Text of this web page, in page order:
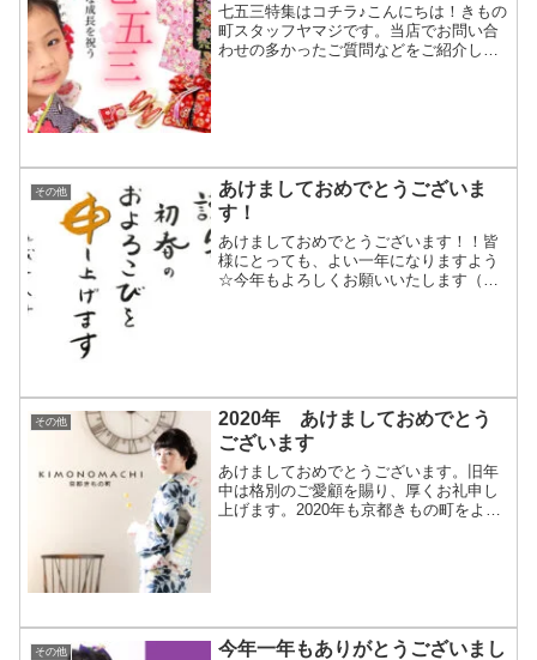
七五三特集はコチラ♪こんにちは！きもの
町スタッフヤマジです。当店でお問い合
わせの多かったご質問などをご紹介して
その他
あけましておめでとうございま
す！
あけましておめでとうございます！！皆
様にとっても、よい一年になりますよう
☆今年もよろしくお願いいたします（＾
その他
2020年 あけましておめでとう
ございます
あけましておめでとうございます。旧年
中は格別のご愛顧を賜り、厚くお礼申し
上げます。2020年も京都きもの町をよろ
その他
今年一年もありがとうございまし